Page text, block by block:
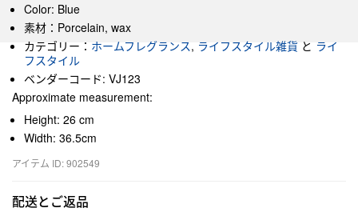
Color: Blue
素材：Porcelain, wax
カテゴリー： ホームフレグランス, ライフスタイル雑貨 と ライ
フスタイル
ベンダーコード: VJ123
Approximate measurement:
Height: 26 cm
Width: 36.5cm
アイテム ID: 902549
配送とご返品